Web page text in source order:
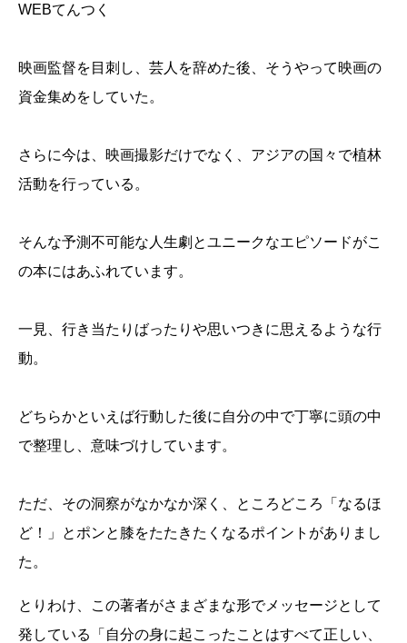
WEBてんつく
映画監督を目刺し、芸人を辞めた後、そうやって映画の
資金集めをしていた。
さらに今は、映画撮影だけでなく、アジアの国々で植林
活動を行っている。
そんな予測不可能な人生劇とユニークなエピソードがこ
の本にはあふれています。
一見、行き当たりばったりや思いつきに思えるような行
動。
どちらかといえば行動した後に自分の中で丁寧に頭の中
で整理し、意味づけしています。
ただ、その洞察がなかなか深く、ところどころ「なるほ
ど！」とポンと膝をたたきたくなるポイントがありまし
た。
とりわけ、この著者がさまざまな形でメッセージとして
発している「自分の身に起こったことはすべて正しい、